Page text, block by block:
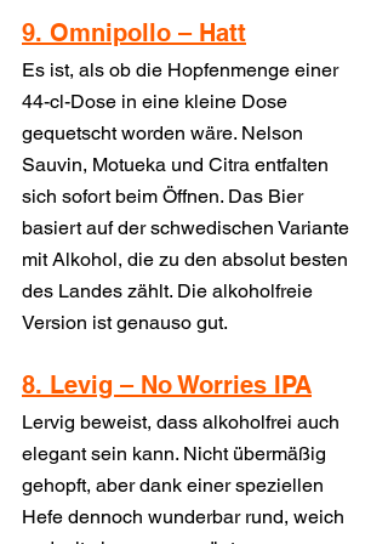
9. Omnipollo – Hatt
Es ist, als ob die Hopfenmenge einer
44-cl-Dose in eine kleine Dose
gequetscht worden wäre. Nelson
Sauvin, Motueka und Citra entfalten
sich sofort beim Öffnen. Das Bier
basiert auf der schwedischen Variante
mit Alkohol, die zu den absolut besten
des Landes zählt. Die alkoholfreie
Version ist genauso gut.
8. Levig – No Worries IPA
Lervig beweist, dass alkoholfrei auch
elegant sein kann. Nicht übermäßig
gehopft, aber dank einer speziellen
Hefe dennoch wunderbar rund, weich